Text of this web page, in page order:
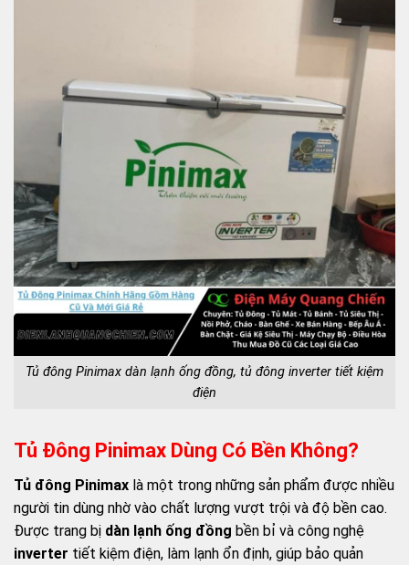
Tủ đông Pinimax dàn lạnh ống đồng, tủ đông inverter tiết kiệm
điện
Tủ Đông Pinimax Dùng Có Bền Không?
Tủ đông Pinimax là một trong những sản phẩm được nhiều
người tin dùng nhờ vào chất lượng vượt trội và độ bền cao.
Được trang bị dàn lạnh ống đồng bền bỉ và công nghệ
inverter tiết kiệm điện, làm lạnh ổn định, giúp bảo quản